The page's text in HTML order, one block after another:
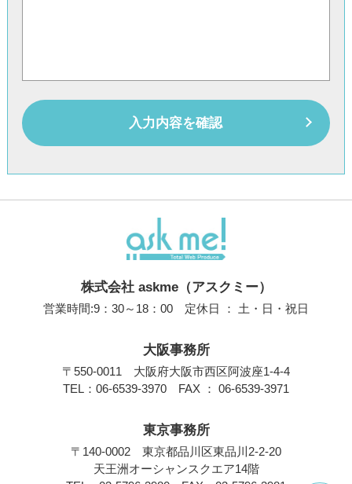
入力内容を確認
株式会社 askme（アスクミー）
営業時間:9：30～18：00 定休日 ： 土・日・祝日
大阪事務所
〒550-0011 大阪府大阪市西区阿波座1-4-4
TEL： 06-6539-3970 FAX ： 06-6539-3971
東京事務所
〒140-0002 東京都品川区東品川2-2-20
天王洲オーシャンスクエア14階